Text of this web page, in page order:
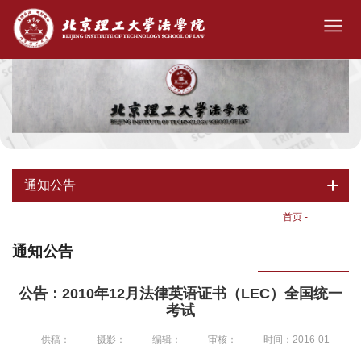
通知公告
首页 -
通知公告
公告：2010年12月法律英语证书（LEC）全国统一
考试
供稿： 摄影： 编辑： 审核： 时间：2016-01-